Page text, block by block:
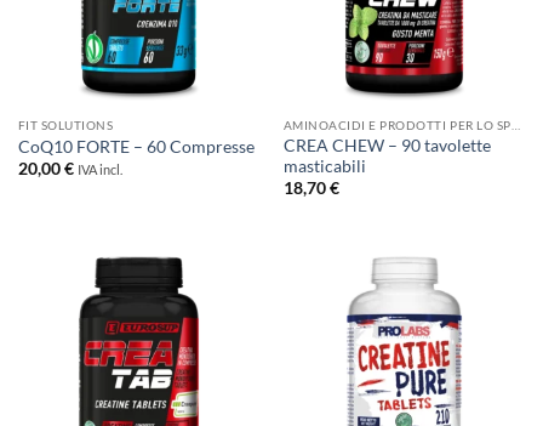
FIT SOLUTIONS
CoQ10 FORTE – 60 Compresse
20,00€ IVA incl.
CREA CHEW – 90 tavolette
masticabili
18,70€